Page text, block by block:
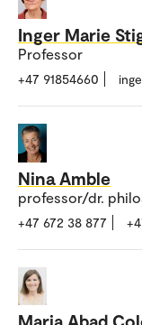
Inger Marie
Professor
+47 91854660
Nina Amble
professor/dr.
+47 672 38 877
Maria Abad